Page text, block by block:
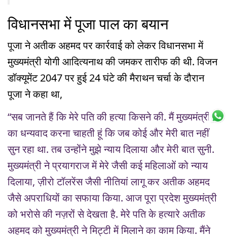
विधानसभा में पूजा पाल का बयान
पूजा ने अतीक अहमद पर कार्रवाई को लेकर विधानसभा में
मुख्यमंत्री योगी आदित्यनाथ की जमकर तारीफ की थी. विजन
डॉक्यूमेंट 2047 पर हुई 24 घंटे की मैराथन चर्चा के दौरान
पूजा ने कहा था,
“सब जानते हैं कि मेरे पति की हत्या किसने की. मैं मुख्यमंत्री
का धन्यवाद करना चाहती हूं कि जब कोई और मेरी बात नहीं
सुन रहा था. तब उन्होंने मुझे न्याय दिलाया और मेरी बात सुनी.
मुख्यमंत्री ने प्रयागराज में मेरे जैसी कई महिलाओं को न्याय
दिलाया, ज़ीरो टॉलरेंस जैसी नीतियां लागू कर अतीक अहमद
जैसे अपराधियों का सफाया किया. आज पूरा प्रदेश मुख्यमंत्री
को भरोसे की नज़रों से देखता है. मेरे पति के हत्यारे अतीक
अहमद को मुख्यमंत्री ने मिट्टी में मिलाने का काम किया. मैंने